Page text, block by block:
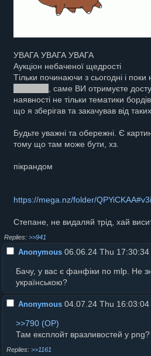
УВАГА УВАГА УВАГА
Аукціон небаченої щедрості
Тільки починаючи з сьогодні і
, саме ВИ отримуєте
наявності не тільки тематики
що я зберігав та закачував від
Будьте уважні та обережні. Є
тому що там може бути, хз.
пікрандом
https://mega.nz/folder/
Степане, не видаляй трід, хай
>>941
Anonymous 06.06.24 Thu 17:30:34
Бачу, у вас є фанфіки по mlp. Не
українською?
Anonymous 04.07.24 Thu 16:03:04
>>790
Там експлойт вразливостей у png?
>>1161